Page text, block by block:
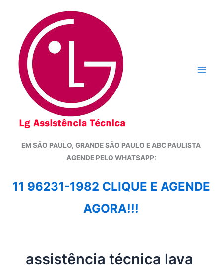
conteúdo
EM SÃO PAULO, GRANDE SÃO PAULO E ABC PAULISTA
AGENDE PELO WHATSAPP:
11 96231-1982 CLIQUE E AGENDE
AGORA!!!
assistência técnica lava